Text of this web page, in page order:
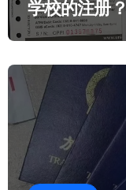
学校的注册？